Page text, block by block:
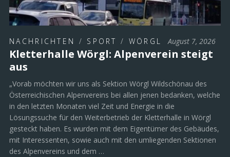
NACHRICHTEN / SPORT / WÖRGL August 7, 2026
Kletterhalle Wörgl: Alpenverein steigt
aus
„Vorab möchten wir uns als Sektion Wörgl Wildschönau des
Österreichischen Alpenvereins bei allen jenen bedanken, welche
in den letzten Monaten viel Zeit und Energie in die
Lösungssuche für den Weiterbetrieb der Kletterhalle in Wörgl
gesteckt haben. Es wurden mit dem Eigentümer des Gebäudes,
mit Interessenten, sowie auch mit den umliegenden Sektionen
des Alpenvereins und dem …